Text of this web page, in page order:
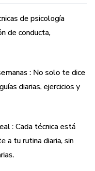
de psicología
de conducta,
: No solo te dice
diarias, ejercicios y
: Cada técnica está
a tu rutina diaria, sin